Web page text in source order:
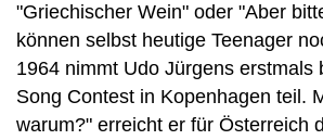
"Griechischer Wein" oder "Aber
können selbst heutige Teenager
1964 nimmt Udo Jürgens erstmals
Song Contest in Kopenhagen teil.
warum?" erreicht er für Österreich